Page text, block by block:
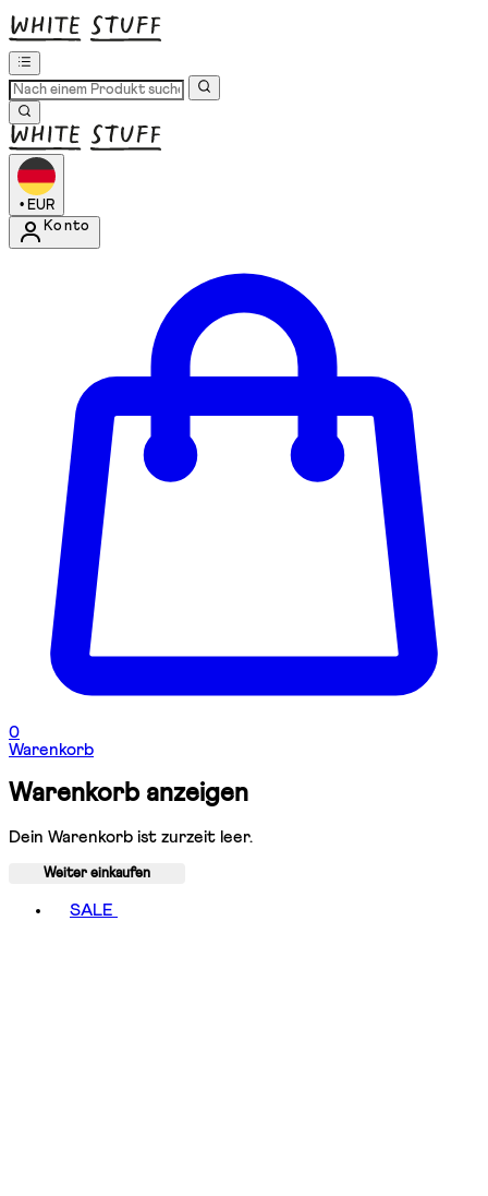
• EUR
Konto
0
Warenkorb
Warenkorb anzeigen
Dein Warenkorb ist zurzeit leer.
Weiter einkaufen
SALE